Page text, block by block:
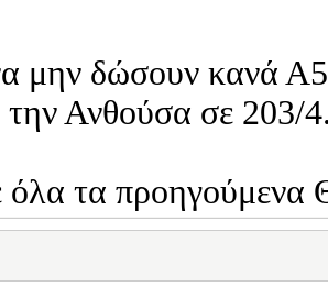
μην δώσουν κανά Α5
Ανθούσα σε 203/
τα προηγούμενα